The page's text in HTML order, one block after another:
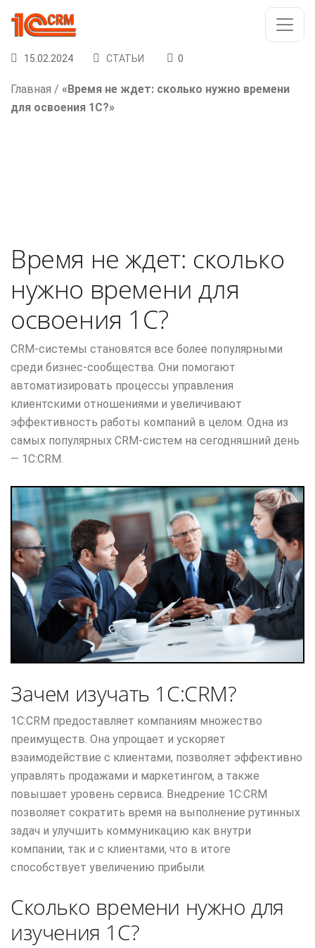
15.02.2024 СТАТЬИ 0
Главная / «Время не ждет: сколько нужно времени
для освоения 1С?»
Время не ждет: сколько
нужно времени для
освоения 1С?
CRM-системы становятся все более популярными
среди бизнес-сообщества. Они помогают
автоматизировать процессы управления
клиентскими отношениями и увеличивают
эффективность работы компаний в целом. Одна из
самых популярных CRM-систем на сегодняшний день
— 1С:CRM.
Зачем изучать 1С:CRM?
1С:CRM предоставляет компаниям множество
преимуществ. Она упрощает и ускоряет
взаимодействие с клиентами, позволяет эффективно
управлять продажами и маркетингом, а также
повышает уровень сервиса. Внедрение 1С:CRM
позволяет сократить время на выполнение рутинных
задач и улучшить коммуникацию как внутри
компании, так и с клиентами, что в итоге
способствует увеличению прибыли.
Сколько времени нужно для
изучения 1С?